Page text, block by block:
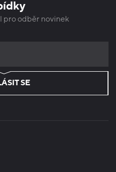
pro odběr novinek
SE